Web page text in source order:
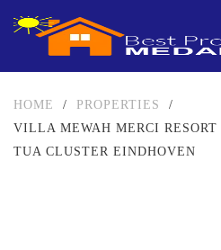
HOME / PROPERTIES
/
VILLA MEWAH MERCI
TUA CLUSTER EINDHOVEN